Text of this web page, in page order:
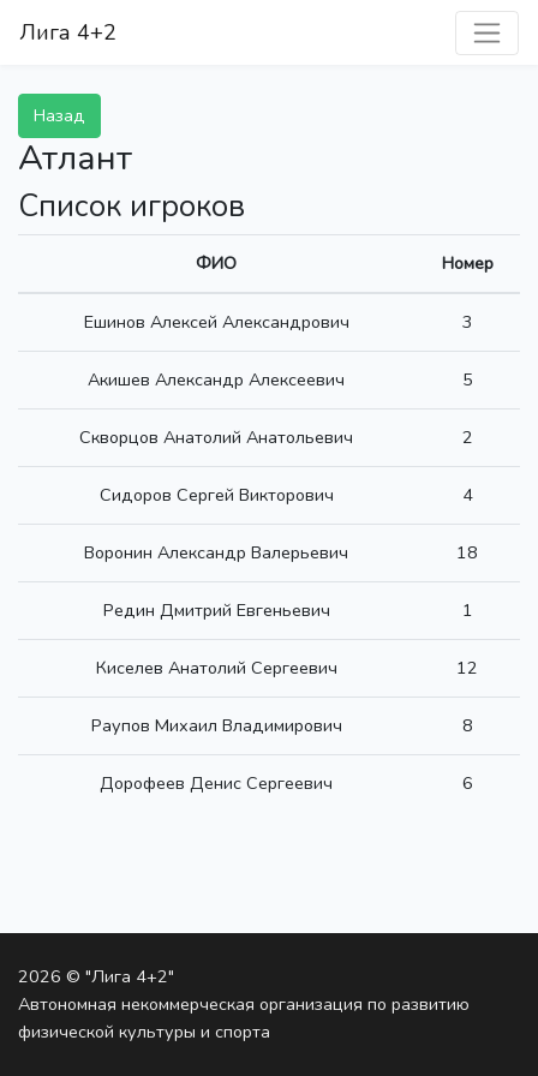
Лига 4+2
Назад
Атлант
Список игроков
ФИО Номер
Ешинов Алексей Александрович 3
Акишев Александр Алексеевич 5
Скворцов Анатолий Анатольевич 2
Сидоров Сергей Викторович 4
Воронин Александр Валерьевич 18
Редин Дмитрий Евгеньевич 1
Киселев Анатолий Сергеевич 12
Раупов Михаил Владимирович 8
Дорофеев Денис Сергеевич 6
2026 © "Лига 4+2"
Автономная некоммерческая организация по развитию
физической культуры и спорта